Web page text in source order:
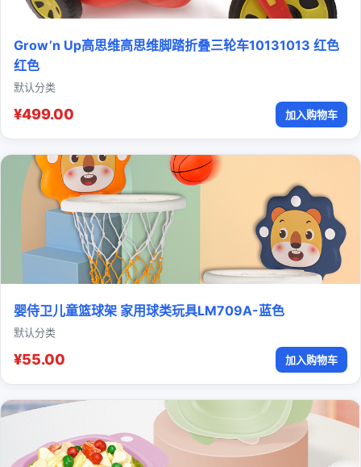
Grow’n Up高思维高思维脚踏折叠三轮车10131013 红色
红色
默认分类
¥499.00 加入购物车
婴侍卫儿童篮球架 家用球类玩具LM709A-蓝色
默认分类
¥55.00 加入购物车